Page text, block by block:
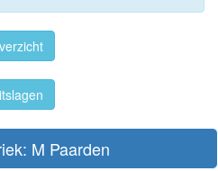
M Paarden